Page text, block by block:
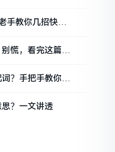
手教你几招快速
慌，看完这篇就
？手把手教你找
？一文讲透